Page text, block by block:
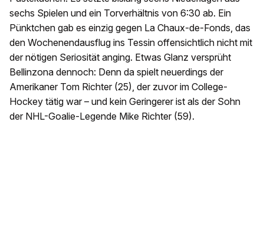
sechs Spielen und ein Torverhältnis von 6:30 ab. Ein
Pünktchen gab es einzig gegen La Chaux-de-Fonds, das
den Wochenendausflug ins Tessin offensichtlich nicht mit
der nötigen Seriosität anging. Etwas Glanz versprüht
Bellinzona dennoch: Denn da spielt neuerdings der
Amerikaner Tom Richter (25), der zuvor im College-
Hockey tätig war – und kein Geringerer ist als der Sohn
der NHL-Goalie-Legende Mike Richter (59).